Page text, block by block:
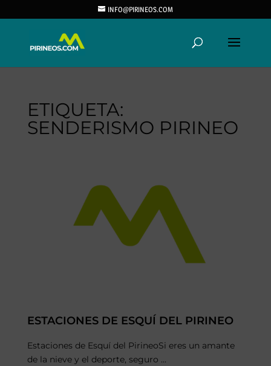
INFO@PIRINEOS.COM
ETIQUETA:
SENDERISMO PIRINEO
ESTACIONES DE ESQUÍ DEL PIRINEO
Estaciones de Esquí del PirineoSi eres un amante
de la nieve y el deporte, seguro ...